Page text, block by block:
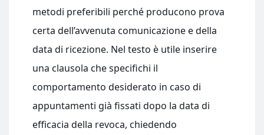
metodi preferibili perché producono prova
certa dell’avvenuta comunicazione e della
data di ricezione. Nel testo è utile inserire
una clausola che specifichi il
comportamento desiderato in caso di
appuntamenti già fissati dopo la data di
efficacia della revoca, chiedendo